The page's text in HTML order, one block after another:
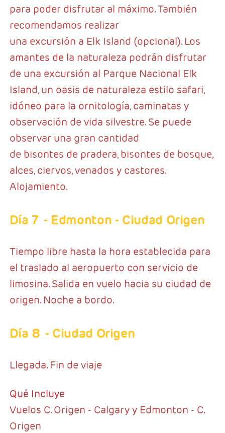
para poder disfrutar al máximo. También
recomendamos realizar
una excursión a Elk Island (opcional). Los
amantes de la naturaleza podrán disfrutar
de una excursión al Parque Nacional Elk
Island, un oasis de naturaleza estilo safari,
idóneo para la ornitología, caminatas y
observación de vida silvestre. Se puede
observar una gran cantidad
de bisontes de pradera, bisontes de bosque,
alces, ciervos, venados y castores.
Alojamiento.
Día 7 - Edmonton - Ciudad Origen
Tiempo libre hasta la hora establecida para
el traslado al aeropuerto con servicio de
limosina. Salida en vuelo hacia su ciudad de
origen. Noche a bordo.
Día 8 - Ciudad Origen
Llegada. Fin de viaje
Qué Incluye
Vuelos C. Origen - Calgary y Edmonton - C.
Origen